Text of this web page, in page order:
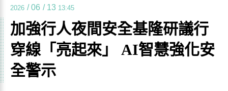
2026 / 06 / 13 13:45
加強行人夜間安全基隆研議行
穿線「亮起來」 AI智慧強化安
全警示